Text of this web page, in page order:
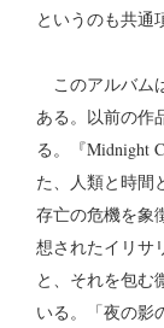
というのも共通
このアルバム
ある。以前の作
る。『Midnight
た、人類と時間
存亡の危機を象
想されたイリサ
と、それを包む
いる。「夜の影